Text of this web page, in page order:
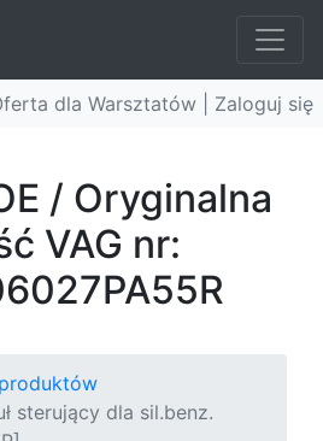
dla Warsztatów | Zaloguj się
/ Oryginalna
VAG nr:
sterujący dla sil.benz.